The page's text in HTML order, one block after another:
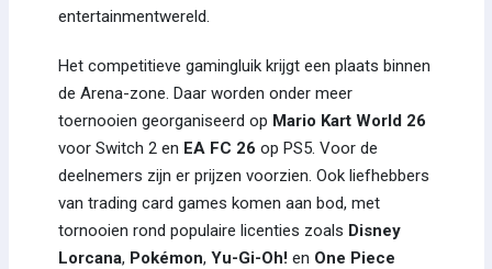
entertainmentwereld.
Het competitieve gamingluik krijgt een plaats binnen
de Arena-zone. Daar worden onder meer
toernooien georganiseerd op Mario Kart World 26
voor Switch 2 en EA FC 26 op PS5. Voor de
deelnemers zijn er prijzen voorzien. Ook liefhebbers
van trading card games komen aan bod, met
tornooien rond populaire licenties zoals Disney
Lorcana, Pokémon, Yu-Gi-Oh!en One Piece